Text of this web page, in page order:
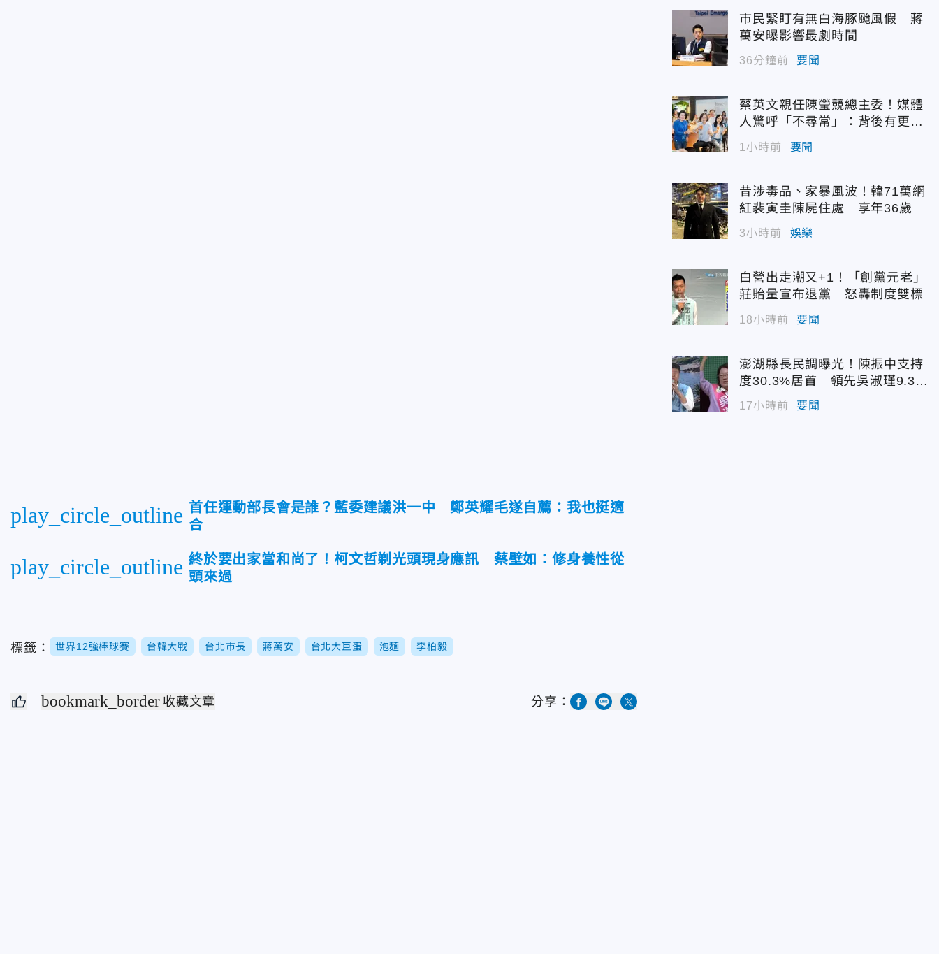
play_circle_outline 首任運動部長會是誰？藍委建議洪一中 鄭英耀毛遂自薦：我也挺適
合
play_circle_outline 終於要出家當和尚了！柯文哲剃光頭現身應訊 蔡壁如：修身養性從
頭來過
標籤： 世界12強棒球賽 台韓大戰 台北市長 蔣萬安 台北大巨蛋 泡麵 李柏毅
bookmark_border 收藏文章 分享：
市民緊盯有無白海豚颱風假 蔣
萬安曝影響最劇時間
36分鐘前 要聞
蔡英文親任陳瑩競總主委！媒體
人驚呼「不尋常」：背後有更大
盤算
1小時前 要聞
昔涉毒品、家暴風波！韓71萬網
紅裴寅圭陳屍住處 享年36歲
3小時前 娛樂
白營出走潮又+1！「創黨元老」
莊貽量宣布退黨 怒轟制度雙標
18小時前 要聞
澎湖縣長民調曝光！陳振中支持
度30.3%居首 領先吳淑瑾9.3個
百分點
17小時前 要聞